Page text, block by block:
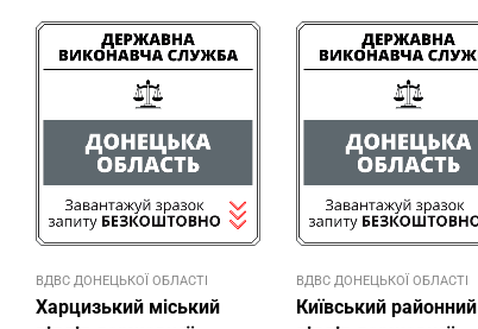
ВДВС ДОНЕЦЬКОЇ ОБЛАСТI
Харцизький міський
ВДВС ДОНЕЦЬКОЇ ОБЛАСТI
Київський районний